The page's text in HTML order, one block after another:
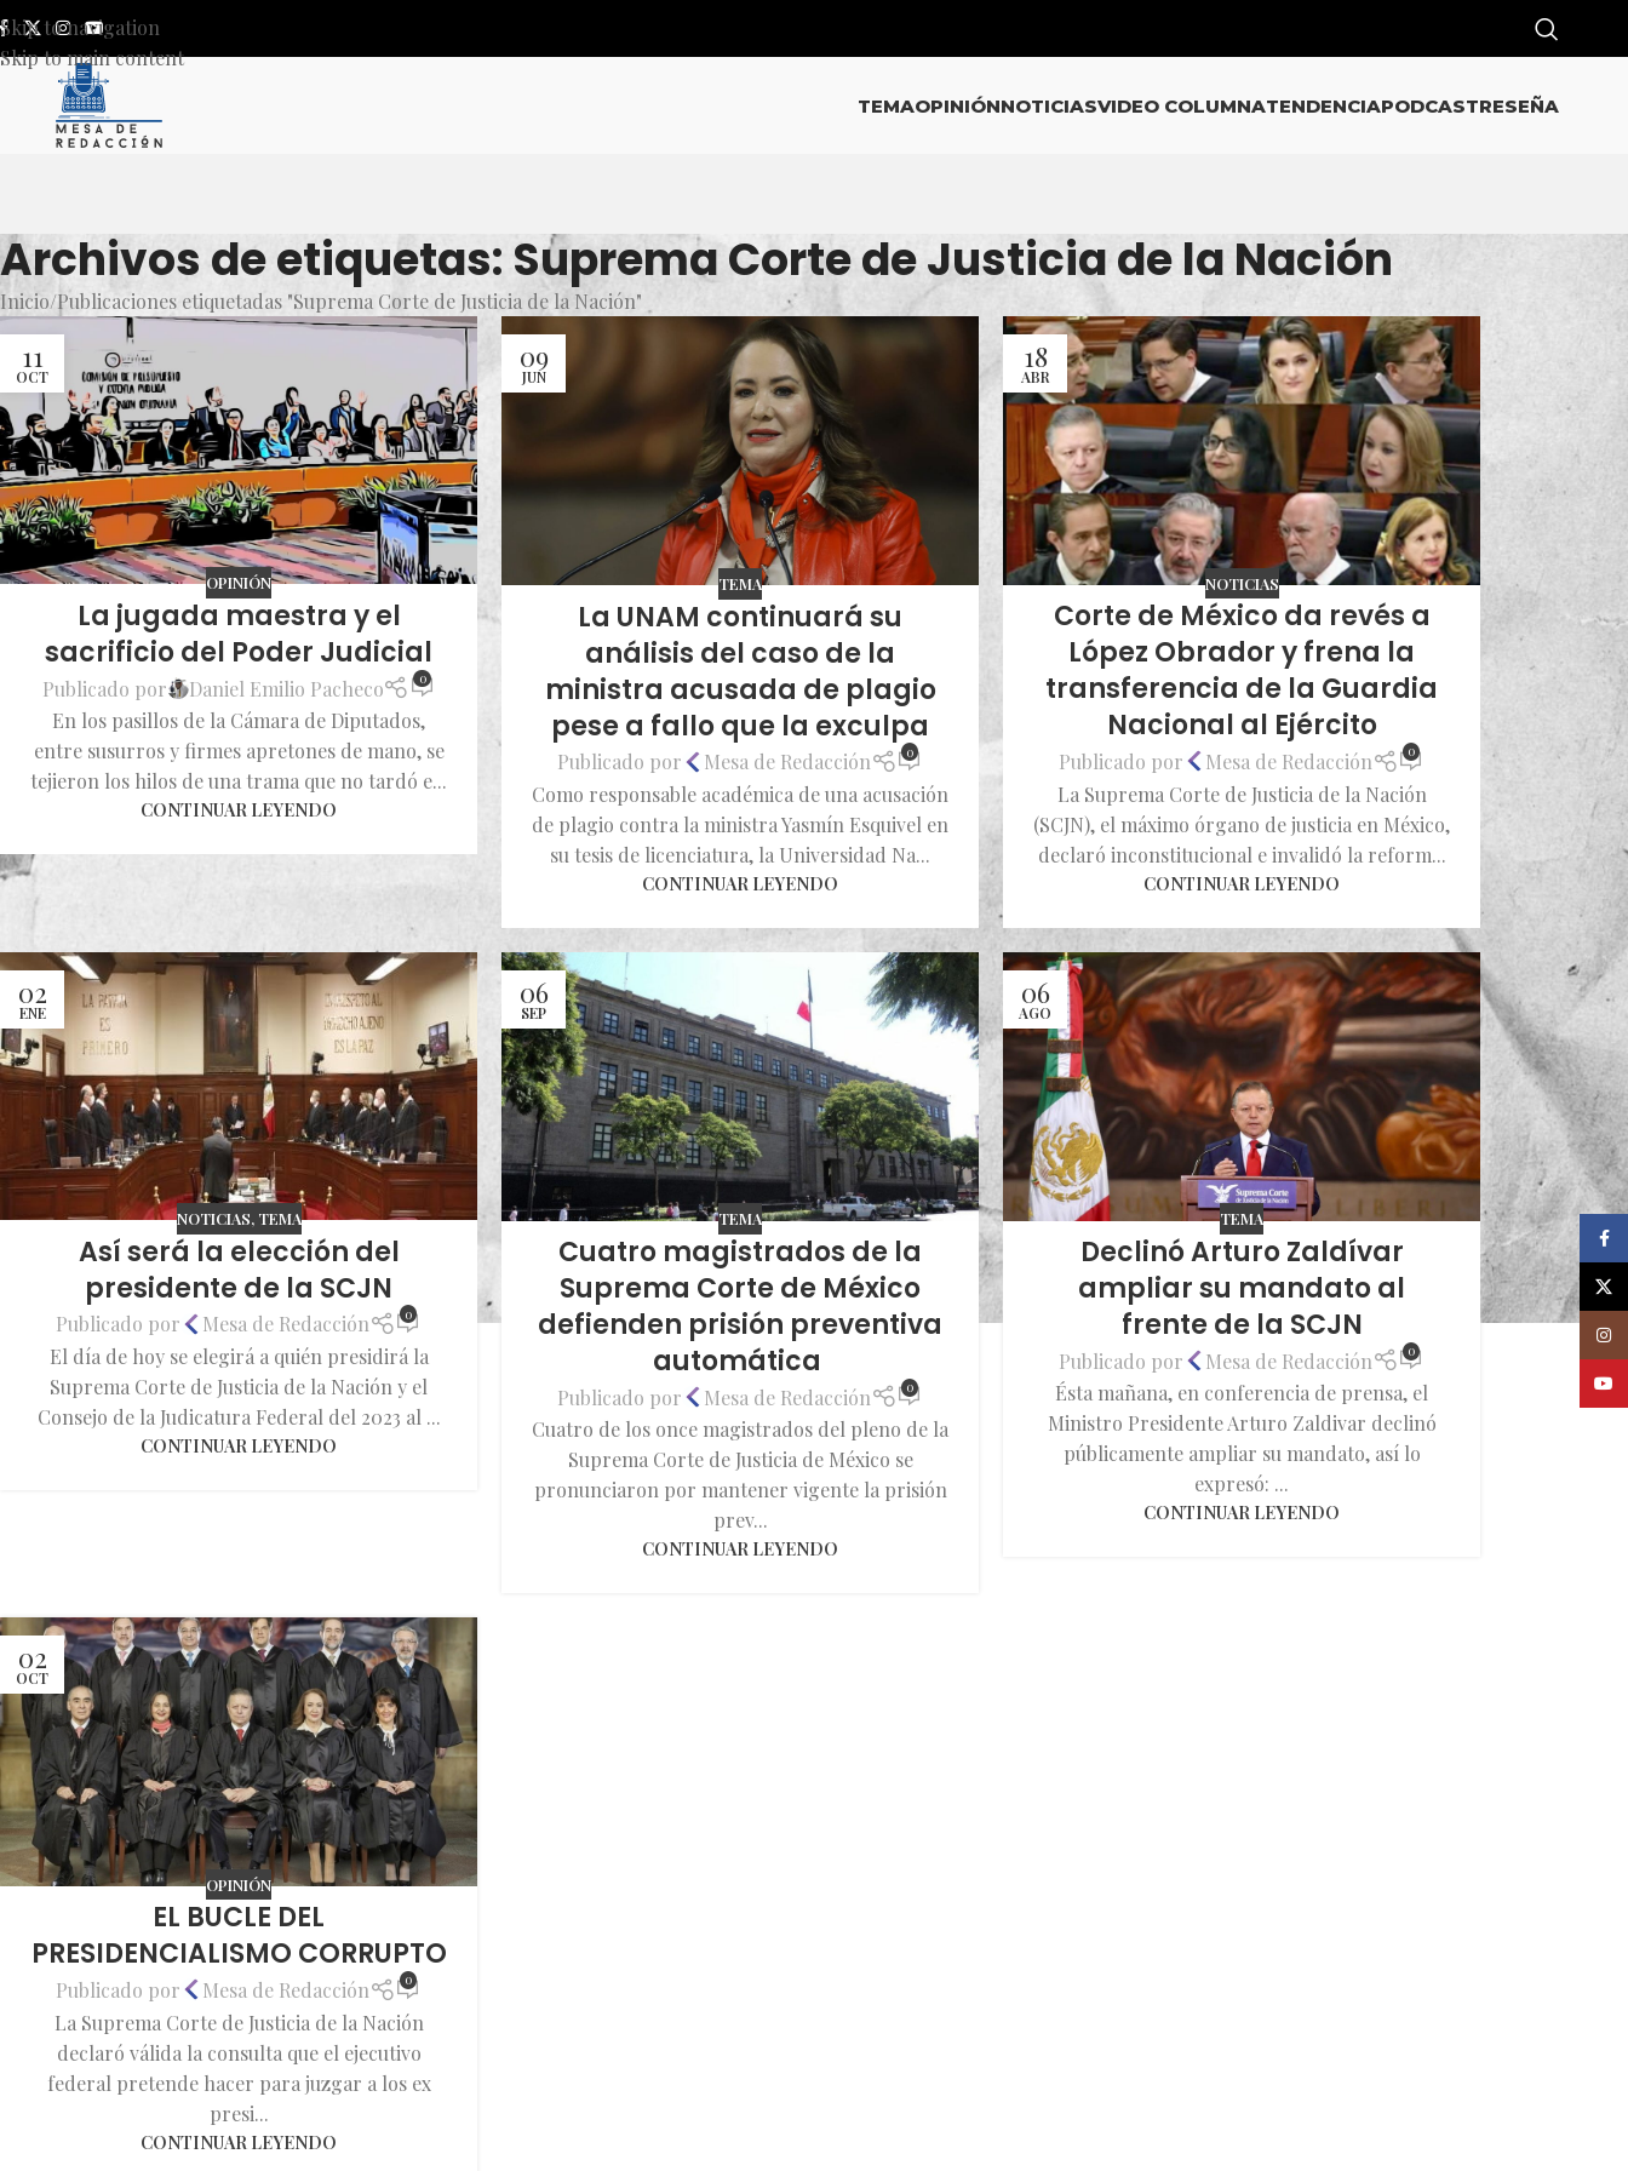
Skip to navigation
Skip to main content
TEMAOPINIÓNNOTICIASVIDEO COLUMNATENDENCIAPODCASTRESEÑA
Archivos de etiquetas: Suprema Corte de Justicia de la Nación
Inicio Publicaciones etiquetadas "Suprema Corte de Justicia de la Nación"
11
OCT
OPINIÓN
La jugada maestra y el
sacrificio del Poder Judicial
Publicado por Daniel Emilio Pacheco 0
En los pasillos de la Cámara de Diputados,
entre susurros y firmes apretones de mano, se
tejieron los hilos de una trama que no tardó e...
CONTINUAR LEYENDO
09
JUN
TEMA
La UNAM continuará su
análisis del caso de la
ministra acusada de plagio
pese a fallo que la exculpa
Publicado por Mesa de Redacción 0
Como responsable académica de una acusación
de plagio contra la ministra Yasmín Esquivel en
su tesis de licenciatura, la Universidad Na...
CONTINUAR LEYENDO
18
ABR
NOTICIAS
Corte de México da revés a
López Obrador y frena la
transferencia de la Guardia
Nacional al Ejército
Publicado por Mesa de Redacción 0
La Suprema Corte de Justicia de la Nación
(SCJN), el máximo órgano de justicia en México,
declaró inconstitucional e invalidó la reform...
CONTINUAR LEYENDO
02
ENE
NOTICIAS, TEMA
Así será la elección del
presidente de la SCJN
Publicado por Mesa de Redacción 0
El día de hoy se elegirá a quién presidirá la
Suprema Corte de Justicia de la Nación y el
Consejo de la Judicatura Federal del 2023 al ...
CONTINUAR LEYENDO
06
SEP
TEMA
Cuatro magistrados de la
Suprema Corte de México
defienden prisión preventiva
automática
Publicado por Mesa de Redacción 0
Cuatro de los once magistrados del pleno de la
Suprema Corte de Justicia de México se
pronunciaron por mantener vigente la prisión
prev...
CONTINUAR LEYENDO
06
AGO
TEMA
Declinó Arturo Zaldívar
ampliar su mandato al
frente de la SCJN
Publicado por Mesa de Redacción 0
Ésta mañana, en conferencia de prensa, el
Ministro Presidente Arturo Zaldivar declinó
públicamente ampliar su mandato, así lo
expresó: ...
CONTINUAR LEYENDO
02
OCT
OPINIÓN
EL BUCLE DEL
PRESIDENCIALISMO CORRUPTO
Publicado por Mesa de Redacción 0
La Suprema Corte de Justicia de la Nación
declaró válida la consulta que el ejecutivo
federal pretende hacer para juzgar a los ex
presi...
CONTINUAR LEYENDO